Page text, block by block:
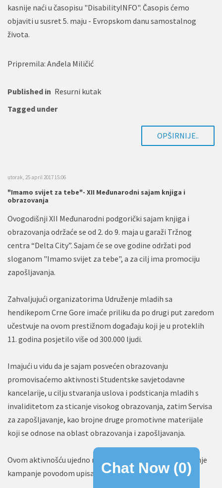
kasnije naći u časopisu "DisabilityINFO". Časopis ćemo
objaviti u susret 5. maju - Evropskom danu samostalnog
života.
Pripremila: Anđela Miličić
Published in Resurni kutak
Tagged under
OPŠIRNIJE..
utorak, 25 april 2017 15:06
"Imamo svijet za tebe"- XII Međunarodni sajam knjiga i
obrazovanja
Ovogodišnji XII Međunarodni podgorički sajam knjiga i
obrazovanja održaće se od 2. do 9. maja u garaži Tržnog
centra “Delta City”. Sajam će se ove godine održati pod
sloganom "Imamo svijet za tebe", a za cilj ima promociju
zapošljavanja.
Zahvaljujući organizatorima Udruženje mladih sa
hendikepom Crne Gore imaće priliku da po drugi put zaredom
učestvuje na ovom prestižnom događaju koji je u proteklih
11. godina posjetilo više od 300.000 ljudi.
Imajući u vidu da je sajam posvećen obrazovanju
promovisaćemo aktivnosti Studentske savjetodavne
kancelarije, u cilju stvaranja uslova i podsticanja mladih s
invaliditetom za sticanje visokog obrazovanja, zatim Servisa
za zapošljavanje, kao brojne druge promotivne materijale
koji se odnose na oblast obrazovanja i zapošljavanja.
Ovom aktivnošću ujedno najavljujemo početak ovogodišnje
kampanje povodom upisa na fakultet.Chat Now (0)